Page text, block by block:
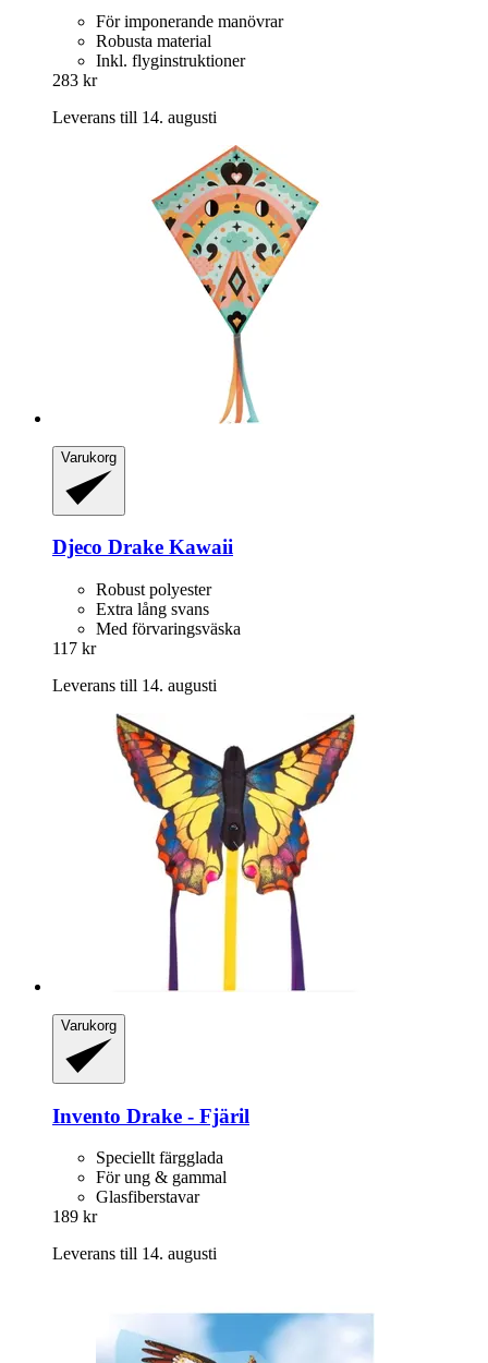
För imponerande manövrar
Robusta material
Inkl. flyginstruktioner
283 kr
Leverans till 14. augusti
Varukorg
Djeco Drake Kawaii
Robust polyester
Extra lång svans
Med förvaringsväska
117 kr
Leverans till 14. augusti
Varukorg
Invento Drake -​ Fjäril
Speciellt färgglada
För ung & gammal
Glasfiberstavar
189 kr
Leverans till 14. augusti